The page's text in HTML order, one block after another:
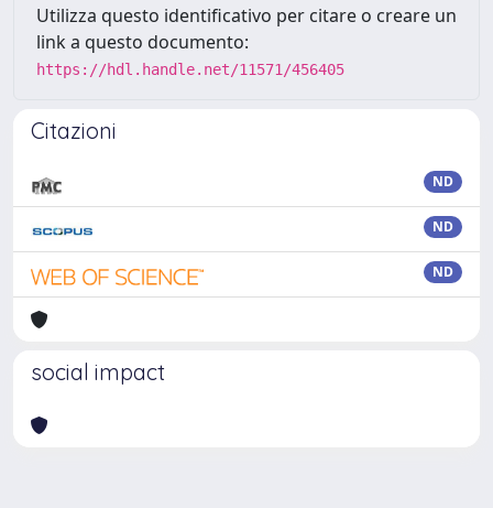
Utilizza questo identificativo per citare o creare un
link a questo documento:
https://hdl.handle.net/11571/456405
Citazioni
ND
ND
ND
social impact